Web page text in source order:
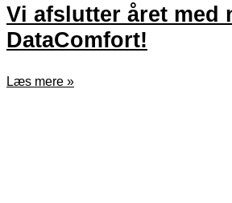
Vi afslutter året med
DataComfort!
Læs mere »